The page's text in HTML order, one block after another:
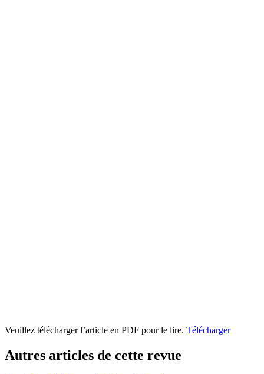
Veuillez télécharger l’article en PDF pour le lire. Télécharger
Autres articles de cette revue